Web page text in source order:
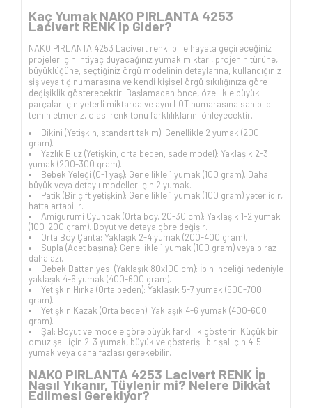
Kaç Yumak NAKO PIRLANTA 4253
Lacivert RENK İp Gider?
NAKO PIRLANTA 4253 Lacivert renk ip ile hayata geçireceğiniz
projeler için ihtiyaç duyacağınız yumak miktarı, projenin türüne,
büyüklüğüne, seçtiğiniz örgü modelinin detaylarına, kullandığınız
şiş veya tığ numarasına ve kendi kişisel örgü sıkılığınıza göre
değişiklik gösterecektir. Başlamadan önce, özellikle büyük
parçalar için yeterli miktarda ve aynı LOT numarasına sahip ipi
temin etmeniz, olası renk tonu farklılıklarını önleyecektir.
Bikini (Yetişkin, standart takım): Genellikle 2 yumak (200
gram).
Yazlık Bluz (Yetişkin, orta beden, sade model): Yaklaşık 2-3
yumak (200-300 gram).
Bebek Yeleği (0-1 yaş): Genellikle 1 yumak (100 gram). Daha
büyük veya detaylı modeller için 2 yumak.
Patik (Bir çift yetişkin): Genellikle 1 yumak (100 gram) yeterlidir,
hatta artabilir.
Amigurumi Oyuncak (Orta boy, 20-30 cm): Yaklaşık 1-2 yumak
(100-200 gram). Boyut ve detaya göre değişir.
Orta Boy Çanta: Yaklaşık 2-4 yumak (200-400 gram).
Supla (Adet başına): Genellikle 1 yumak (100 gram) veya biraz
daha azı.
Bebek Battaniyesi (Yaklaşık 80x100 cm): İpin inceliği nedeniyle
yaklaşık 4-6 yumak (400-600 gram).
Yetişkin Hırka (Orta beden): Yaklaşık 5-7 yumak (500-700
gram).
Yetişkin Kazak (Orta beden): Yaklaşık 4-6 yumak (400-600
gram).
Şal: Boyut ve modele göre büyük farklılık gösterir. Küçük bir
omuz şalı için 2-3 yumak, büyük ve gösterişli bir şal için 4-5
yumak veya daha fazlası gerekebilir.
NAKO PIRLANTA 4253 Lacivert RENK İp
Nasıl Yıkanır, Tüylenir mi? Nelere Dikkat
Edilmesi Gerekiyor?